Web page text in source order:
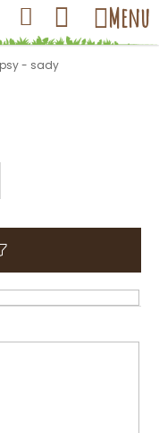
Hledat Přihlášení
Nákupní
košík
Menu
- sady